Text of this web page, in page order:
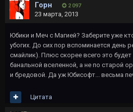
Горн 2 097
23 марта, 2013
Юбики и Меч с Магией? Заберите уже
убогих. До сих пор вспоминается день
смайлик). Плюс скорее всего это
банальной вселенной, а не по старой
и бредовой. Да уж Юбисофт... весьма
Цитата